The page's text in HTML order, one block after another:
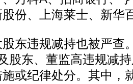
份、上海莱士、新华
违规减持也被严查
股东、董监高违规减
或纪律处分。其中，